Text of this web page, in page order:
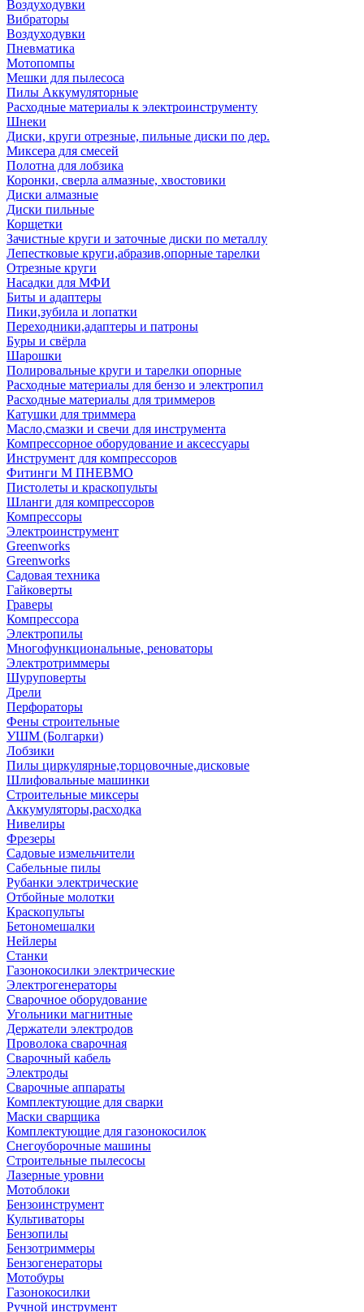
Воздуходувки
Вибраторы
Воздуходувки
Пневматика
Мотопомпы
Мешки для пылесоса
Пилы Аккумуляторные
Расходные материалы к электроинструменту
Шнеки
Диски, круги отрезные, пильные диски по дер.
Миксера для смесей
Полотна для лобзика
Коронки, сверла алмазные, хвостовики
Диски алмазные
Диски пильные
Корщетки
Зачистные круги и заточные диски по металлу
Лепестковые круги,абразив,опорные тарелки
Отрезные круги
Насадки для МФИ
Биты и адаптеры
Пики,зубила и лопатки
Переходники,адаптеры и патроны
Буры и свёрла
Шарошки
Полировальные круги и тарелки опорные
Расходные материалы для бензо и электропил
Расходные материалы для триммеров
Катушки для триммера
Масло,смазки и свечи для инструмента
Компрессорное оборудование и аксессуары
Инструмент для компрессоров
Фитинги М ПНЕВМО
Пистолеты и краскопульты
Шланги для компрессоров
Компрессоры
Электроинструмент
Greenworks
Greenworks
Садовая техника
Гайковерты
Граверы
Компрессора
Электропилы
Многофункциональные, реноваторы
Электротриммеры
Шуруповерты
Дрели
Перфораторы
Фены строительные
УШМ (Болгарки)
Лобзики
Пилы циркулярные,торцовочные,дисковые
Шлифовальные машинки
Строительные миксеры
Аккумуляторы,расходка
Нивелиры
Фрезеры
Садовые измельчители
Сабельные пилы
Рубанки электрические
Отбойные молотки
Краскопульты
Бетономешалки
Нейлеры
Станки
Газонокосилки электрические
Электрогенераторы
Сварочное оборудование
Угольники магнитные
Держатели электродов
Проволока сварочная
Сварочный кабель
Электроды
Сварочные аппараты
Комплектующие для сварки
Маски сварщика
Комплектующие для газонокосилок
Снегоуборочные машины
Строительные пылесосы
Лазерные уровни
Мотоблоки
Бензоинструмент
Культиваторы
Бензопилы
Бензотриммеры
Бензогенераторы
Мотобуры
Газонокосилки
Ручной инструмент